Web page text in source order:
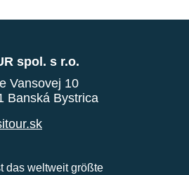
spol. s r.o.
Vansovej 10
Banská Bystrica
das weltweit größte